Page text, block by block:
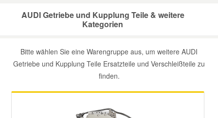
AUDI Getriebe und Kupplung Teile & weitere
Kategorien
Bitte wählen Sie eine Warengruppe aus, um weitere AUDI
Getriebe und Kupplung Teile Ersatzteile und Verschleißteile zu
finden.